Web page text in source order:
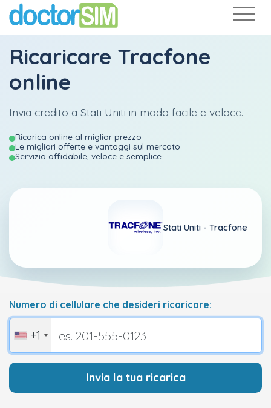
Ricaricare Tracfone
online
Invia credito a Stati Uniti in modo facile e veloce.
Ricarica online al miglior prezzo
Le migliori offerte e vantaggi sul mercato
Servizio affidabile, veloce e semplice
Stati Uniti - Tracfone
Numero di cellulare che desideri ricaricare:
+1
Invia la tua ricarica